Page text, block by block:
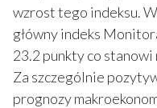
wzrost tego indeksu.
główny indeks
23.2 punkty co
Za szczególnie
prognozy